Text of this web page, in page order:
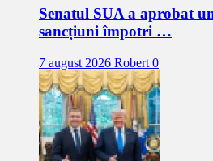
Senatul SUA a aprobat
sancțiuni împotri …
7 august 2026 Robert 0